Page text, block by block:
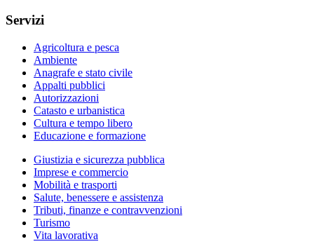
Servizi
Agricoltura e pesca
Ambiente
Anagrafe e stato civile
Appalti pubblici
Autorizzazioni
Catasto e urbanistica
Cultura e tempo libero
Educazione e formazione
Giustizia e sicurezza pubblica
Imprese e commercio
Mobilità e trasporti
Salute, benessere e assistenza
Tributi, finanze e contravvenzioni
Turismo
Vita lavorativa